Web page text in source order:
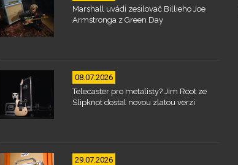
Marshall uvádí zesilovač Billieho Joe
Armstronga z Green Day
08.07.2026
Telecaster pro metalisty? Jim Root ze
Slipknot dostal novou zlatou verzi
29.07.2026